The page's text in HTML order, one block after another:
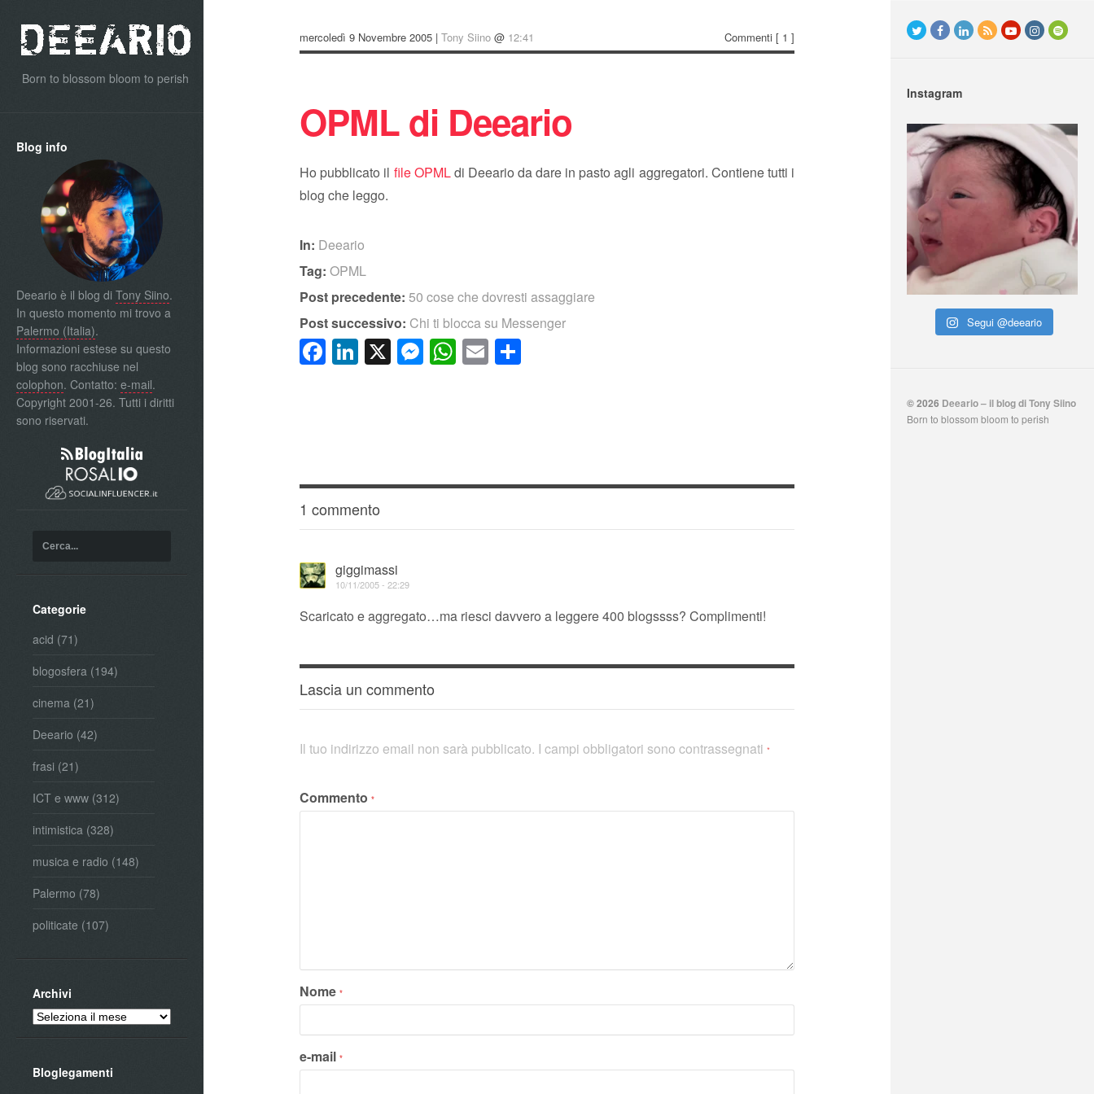
Born to blossom bloom to perish
Blog info
Deeario è il blog di Tony Siino.
In questo momento mi trovo a
Palermo (Italia).
Informazioni estese su questo
blog sono racchiuse nel
colophon. Contatto: e-mail.
Copyright 2001-26. Tutti i diritti
sono riservati.
Categorie
acid (71)
blogosfera (194)
cinema (21)
Deeario (42)
frasi (21)
ICT e www (312)
intimistica (328)
musica e radio (148)
Palermo (78)
politicate (107)
Archivi
Archivi
Bloglegamenti
mercoledì 9 Novembre 2005 |Tony Siino @ 12:41 Commenti [ 1 ]
OPML di Deeario
Ho pubblicato il file OPMLdi Deeario da dare in pasto agli aggregatori. Contiene tutti i
blog che leggo.
In: Deeario
Tag: OPML
Post precedente:50 cose che dovresti assaggiare
Post successivo: Chi ti blocca su Messenger
Facebook
LinkedIn
X Messenger
WhatsApp
Email
1 commento
giggimassi
10/11/2005 - 22:29
Scaricato e aggregato…ma riesci davvero a leggere 400 blogssss? Complimenti!
Lascia un commento
Il tuo indirizzo email non sarà pubblicato. I campi obbligatori sono contrassegnati*
Commento*
Nome*
e-mail*
Instagram
Segui @deeario
© 2026 Deeario – il blog di Tony Siino
Born to blossom bloom to perish